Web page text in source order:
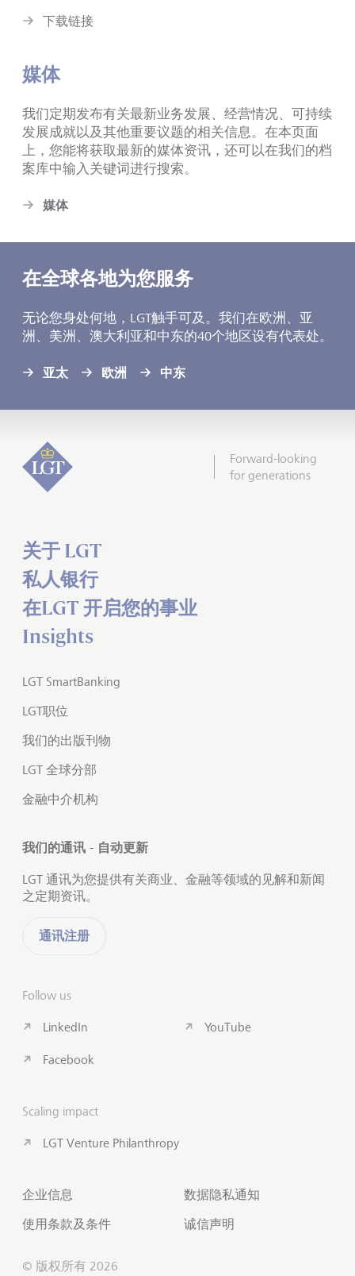
下载链接
媒体
我们定期发布有关最新业务发展、经营情况、可持续
发展成就以及其他重要议题的相关信息。在本页面
上，您能将获取最新的媒体资讯，还可以在我们的档
案库中输入关键词进行搜索。
媒体
在全球各地为您服务
无论您身处何地， LGT触手可及。我们在欧洲、亚
洲、美洲、澳大利亚和中东的40个地区设有代表处。
亚太 欧洲 中东
Forward-looking
for generations
关于 LGT
私人银行
在LGT 开启您的事业
Insights
LGT SmartBanking
LGT职位
我们的出版刊物
LGT 全球分部
金融中介机构
我们的通讯 - 自动更新
LGT 通讯为您提供有关商业、金融等领域的见解和新闻
之定期资讯。
通讯注册
Follow us
LinkedIn
Facebook
YouTube
Scaling impact
LGT Venture Philanthropy
企业信息
使用条款及条件
数据隐私通知
诚信声明
© 版权所有 2026